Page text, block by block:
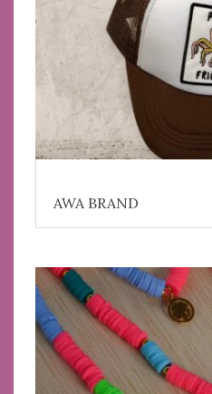
AWA BRAND